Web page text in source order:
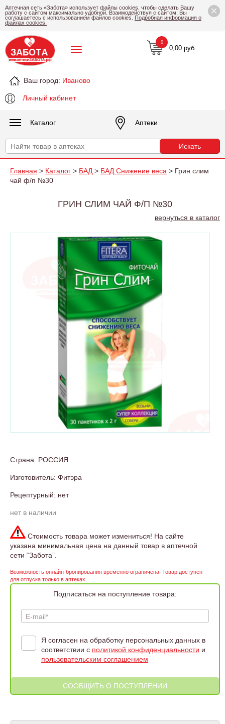
×
Аптечная сеть «Забота» использует файлы cookies, чтобы сделать Вашу
работу с сайтом максимально удобной. Взаимодействуя с сайтом, Вы
соглашаетесь с использованием файлов cookies. Подробная информация о
файлах cookies.
Ваш город: Иваново
Личный кабинет
0,00 руб.
0
Каталог Аптеки
Главная > Каталог > БАД > БАД Снижение веса > Грин слим
чай ф/п №30
ГРИН СЛИМ ЧАЙ Ф/П №30
вернуться в каталог
Страна: РОССИЯ
Изготовитель: Фитэра
Рецептурный: нет
нет в наличии
Стоимость товара может измениться! На сайте
указана минимальная цена на данный товар в аптечной
сети “Забота”.
Возможность онлайн-бронирования временно ограничена. Товар доступен
для отпуска только в аптеках.
Подписаться на поступление товара:
E-mail*
Я согласен на обработку персональных данных в
соответствии с политикой конфиденциальности и
пользовательским соглашением